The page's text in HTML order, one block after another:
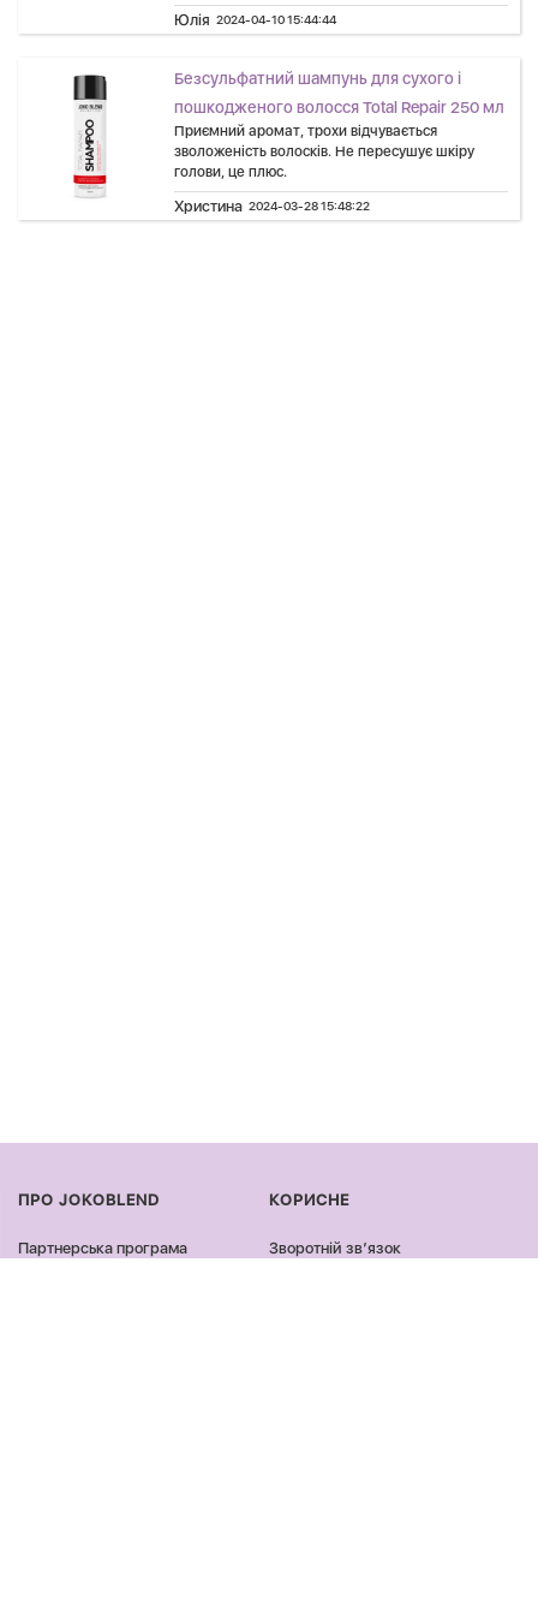
Юлія 2024-04-10 15:44:44
Безсульфатний шампунь для сухого і
пошкодженого волосся Total Repair 250 мл
Приємний аромат, трохи відчувається
зволоженість волосків. Не пересушує шкіру
голови, це плюс.
Христина 2024-03-28 15:48:22
ПРО JOKOBLEND
Партнерська програма
КОРИСНЕ
Зворотній звʼязок